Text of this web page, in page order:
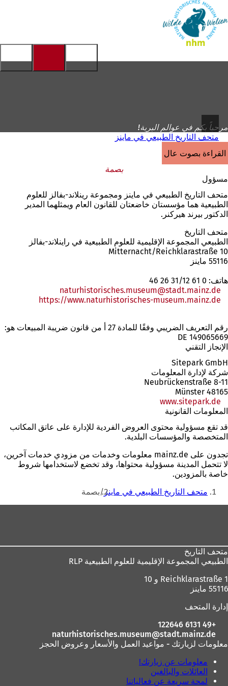
الانتقال إلى المحتوى
الصفحة
الرئيسية
مرحباً بكم في عوالم البرية!
متحف التاريخ الطبيعي في ماينز
القراءة بصوت عالٍ
بصمة
مسؤول
متحف التاريخ الطبيعي في ماينز ومجموعة رينلاند-بفالز للعلوم
الطبيعية هما مؤسستان خاضعتان للقانون العام ويمثلهما المدير
الدكتور بيرند هيركنر.
متحف التاريخ
الطبيعي المجموعة الإقليمية للعلوم الطبيعية في راينلاند-بفالز
Mitternacht/Reichklarastraße 10
55116 ماينز
هاتف: 0 61 31/12 26 46
naturhistorisches.museum
stadt.mainz de
https://www.naturhistorisches-museum.mainz.de
علامة
تبويب
جديدة)
رقم التعريف الضريبي وفقًا للمادة 27 أ من قانون ضريبة المبيعات هو:
DE 149065669
الإنجاز التقني
Sitepark GmbH
شركة لإدارة المعلومات
Neubrückenstraße 8-11
48165 Münster
www.sitepark.de
المعلومات القانونية
قد تقع مسؤولية محتوى العروض الفردية للإدارة على عاتق المكاتب
المتخصصة والمؤسسات البلدية.
تجدون على mainz.de معلومات وخدمات من مزودي خدمات آخرين،
لا تتحمل المدينة مسؤولية محتواها، وقد تخضع لاستخدامها شروط
خاصة بالمزودين.
أنت متحف التاريخ الطبيعي في ماينز بصمة
متحف التاريخ
الطبيعي المجموعة الإقليمية للعلوم الطبيعية RLP
Reichklarastraße 1 و 10
55116 ماينز
إدارة المتحف
+49 6131 122646
naturhistorisches.museum
stadt.mainz de
معلومات لزيارتك - مواعيد العمل والأسعار وعروض الحجز
معلومات عن زيارتك!
العائلات والبالغين
لمحة سريعة عن فعالياتنا